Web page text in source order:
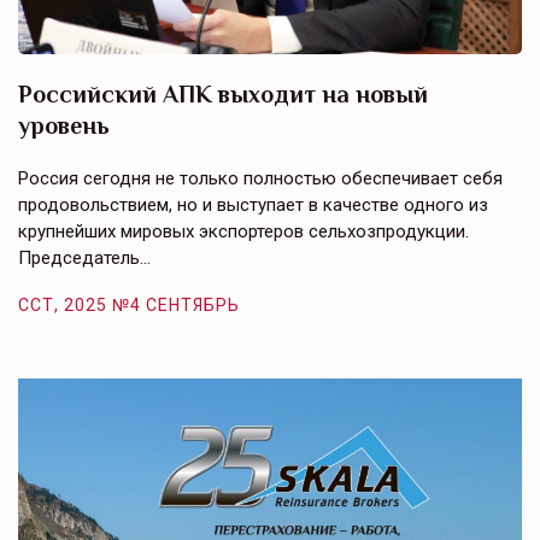
Российский АПК выходит на новый
уровень
Россия сегодня не только полностью обеспечивает себя
продовольствием, но и выступает в качестве одного из
крупнейших мировых экспортеров сельхозпродукции.
Председатель…
ССТ, 2025 №4 СЕНТЯБРЬ